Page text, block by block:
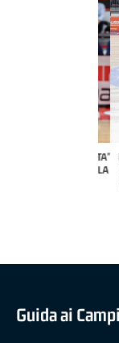
Guida ai